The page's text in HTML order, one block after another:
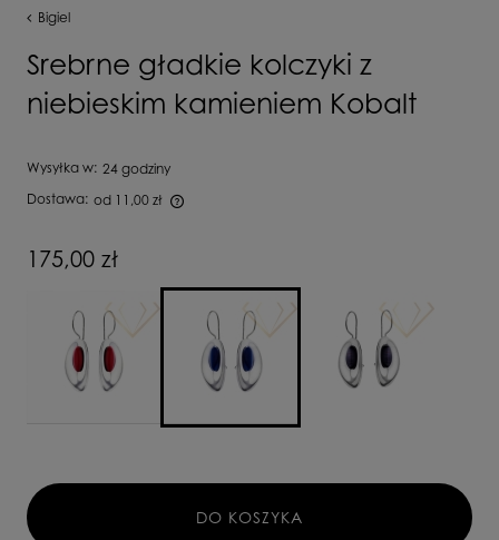
Bigiel
Srebrne gładkie kolczyki z
niebieskim kamieniem Kobalt
Wysyłka w: 24 godziny
Dostawa: od 11,00 zł
175,00 zł
DO KOSZYKA